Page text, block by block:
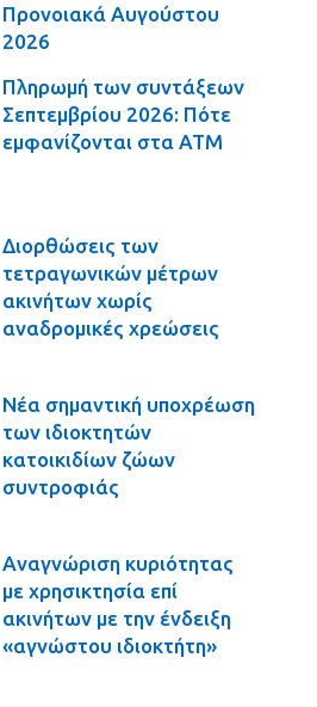
Προνοιακά Αυγούστου
2026
Πληρωμή των συντάξεων
Σεπτεμβρίου 2026: Πότε
εμφανίζονται στα ΑΤΜ
Διορθώσεις των
τετραγωνικών μέτρων
ακινήτων χωρίς
αναδρομικές χρεώσεις
Νέα σημαντική υποχρέωση
των ιδιοκτητών
κατοικιδίων ζώων
συντροφιάς
Αναγνώριση κυριότητας
με χρησικτησία επί
ακινήτων με την ένδειξη
«αγνώστου ιδιοκτήτη»